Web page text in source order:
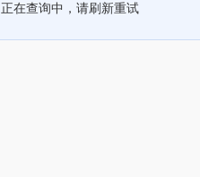
正在查询中，请刷新重试